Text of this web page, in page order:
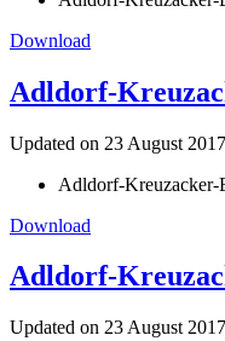
Download
Adldorf-
Updated on 23 August 2017
Adldorf-Kreuzacker-
Download
Adldorf-
Updated on 23 August 2017